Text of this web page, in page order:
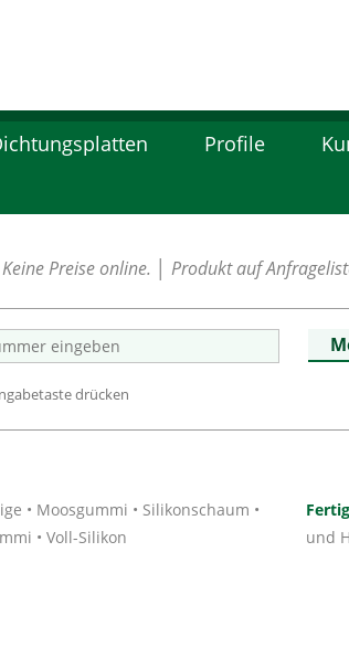
Profile
Preise online. │ Produkt auf
drücken
• Moosgummi • Silikonschaum •
• Voll-Silikon
und